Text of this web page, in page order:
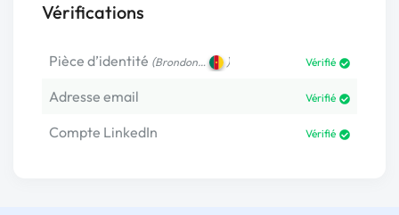
Vérifications
Pièce d’identité (Brondon… ) Vérifié
Adresse email Vérifié
Compte LinkedIn Vérifié